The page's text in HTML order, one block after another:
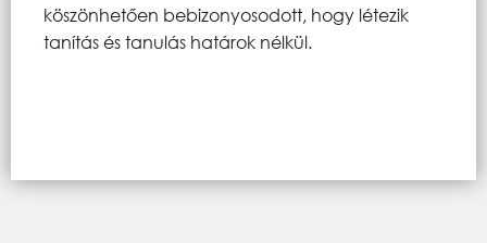
köszönhetően bebizonyosodott, hogy létezik
tanítás és tanulás határok nélkül.